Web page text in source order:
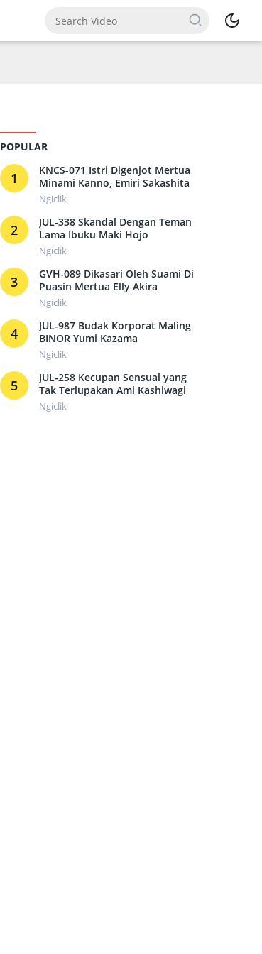
POPULAR
1
KNCS-071 Istri Digenjot Mertua
Minami Kanno, Emiri Sakashita
Ngiclik
2
JUL-338 Skandal Dengan Teman
Lama Ibuku Maki Hojo
Ngiclik
3
GVH-089 Dikasari Oleh Suami Di
Puasin Mertua Elly Akira
Ngiclik
4
JUL-987 Budak Korporat Maling
BINOR Yumi Kazama
Ngiclik
5
JUL-258 Kecupan Sensual yang
Tak Terlupakan Ami Kashiwagi
Ngiclik